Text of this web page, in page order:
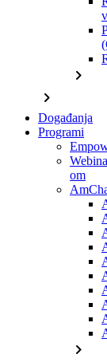
chevron_right
chevron_right
Događanja
Programi
om
chevron_right